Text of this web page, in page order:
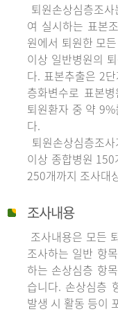
퇴원손상심층조
여 실시하는 표본
원에서 퇴원한 모
이상 일반병원의
다. 표본추출은 2
층화변수로 표본
퇴원환자 중 약
다.
퇴원손상심층조
이상 종합병원
250개까지 조사대
조사내용
조사내용은 모든
조사하는 일반 항
하는 손상심층 항
습니다. 손상심층
발생 시 활동 등이